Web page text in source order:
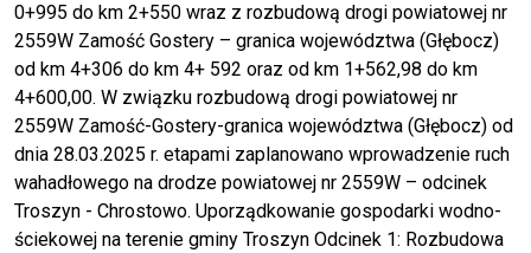
0+995 do km 2+550 wraz z rozbudową drogi powiatowej nr
2559W Zamość Gostery – granica województwa (Głębocz)
od km 4+306 do km 4+ 592 oraz od km 1+562,98 do km
4+600,00. W związku rozbudową drogi powiatowej nr
2559W Zamość-Gostery-granica województwa (Głębocz) od
dnia 28.03.2025 r. etapami zaplanowano wprowadzenie ruch
wahadłowego na drodze powiatowej nr 2559W – odcinek
Troszyn - Chrostowo. Uporządkowanie gospodarki wodno-
ściekowej na terenie gminy Troszyn Odcinek 1: Rozbudowa